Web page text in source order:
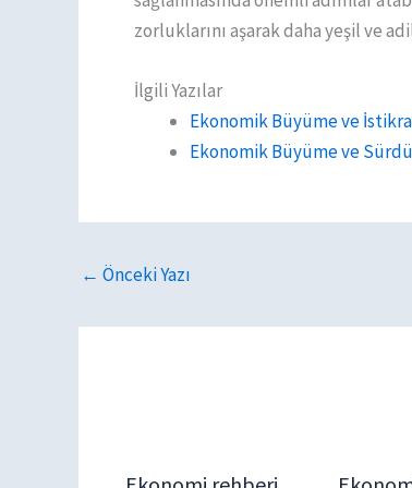
zorluklarını aşarak daha yeşil ve
İlgili Yazılar
Ekonomik Büyüme ve
Ekonomik Büyüme ve
← Önceki Yazı